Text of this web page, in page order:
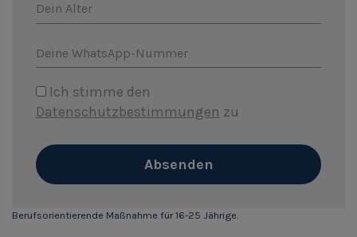
Dein Alter
Deine WhatsApp-Nummer
Ich stimme den
Datenschutzbestimmungen zu
Absenden
Berufsorientierende Maßnahme für 16-25 Jährige.